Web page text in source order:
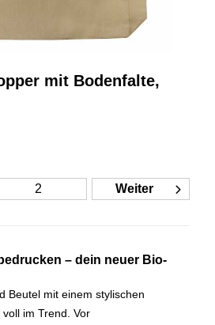
mit Bodenfalte,
2 Weiter
– dein neuer Bio-
Beutel mit einem stylischen
im Trend. Vor